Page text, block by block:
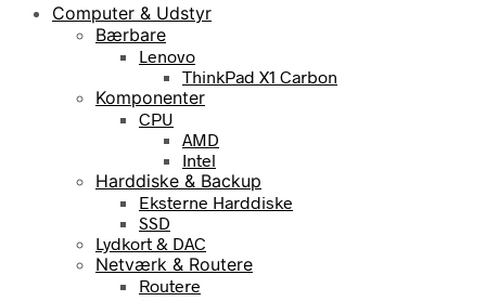
Computer & Udstyr
Bærbare
Lenovo
ThinkPad X1 Carbon
Komponenter
CPU
AMD
Intel
Harddiske & Backup
Eksterne Harddiske
SSD
Lydkort & DAC
Netværk & Routere
Routere